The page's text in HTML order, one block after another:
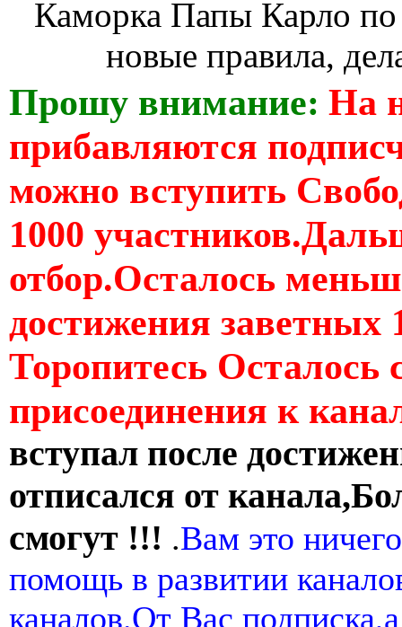
Каморка Папы Карло
новые правила,
Прошу внимание: На
прибавляются
можно вступить
1000
отбор.Осталось
достижения заветных
Торопитесь Осталось
присоединения к
вступал после
отписался от
смогут !!! .Вам это
помощь в развитии
каналов.От Вас